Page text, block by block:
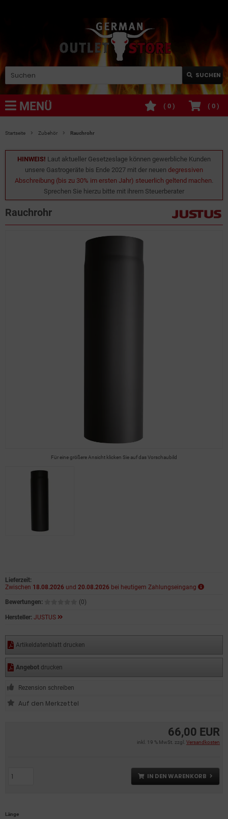
SUCHEN
MENÜ ( 0 )
( 0 )
Startseite Zubehör Rauchrohr
HINWEIS! Laut aktueller Gesetzeslage können gewerbliche Kunden
unsere Gastrogeräte bis Ende 2027 mit der neuen degressiven
Abschreibung (bis zu 30% im ersten Jahr) steuerlich geltend machen.
Sprechen Sie hierzu bitte mit ihrem Steuerberater
Rauchrohr
Für eine größere Ansicht klicken Sie auf das Vorschaubild
66,00 EUR
inkl. 19 % MwSt. zzgl. Versandkosten
IN DEN WARENKORB
Lieferzeit:
Zwischen 18.08.2026 und 20.08.2026 bei heutigem Zahlungseingang
Bewertungen: (0)
Hersteller: JUSTUS
Artikeldatenblatt drucken
Angebot drucken
Rezension schreiben
Länge